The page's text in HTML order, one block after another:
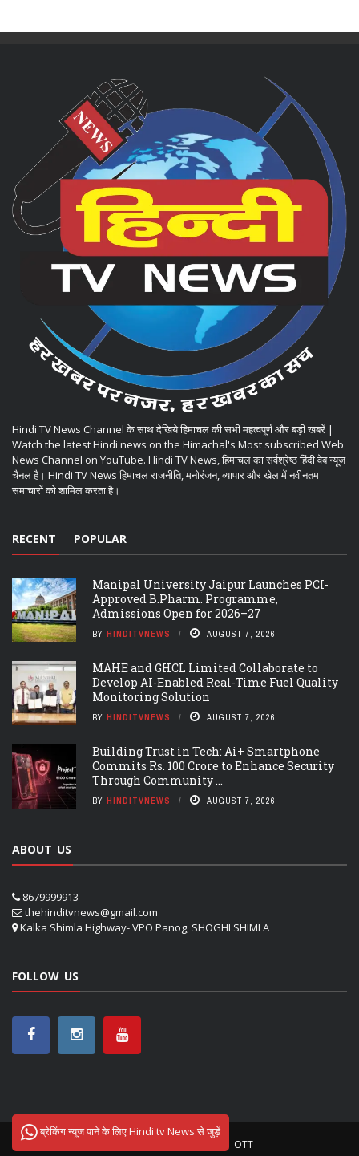
Hindi TV News Channel के साथ देखिये हिमाचल की सभी महत्वपूर्ण और बड़ी खबरें |
Watch the latest Hindi news on the Himachal's Most subscribed Web
News Channel on YouTube. Hindi TV News, हिमाचल का सर्वश्रेष्ठ हिंदी वेब न्यूज
चैनल है। Hindi TV News हिमाचल राजनीति, मनोरंजन, व्यापार और खेल में नवीनतम
समाचारों को शामिल करता है।
RECENT POPULAR
Manipal University Jaipur Launches PCI-
Approved B.Pharm. Programme,
Admissions Open for 2026–27
BY HINDITVNEWS AUGUST 7, 2026
MAHE and GHCL Limited Collaborate to
Develop AI-Enabled Real-Time Fuel Quality
Monitoring Solution
BY HINDITVNEWS AUGUST 7, 2026
Building Trust in Tech: Ai+ Smartphone
Commits Rs. 100 Crore to Enhance Security
Through Community ...
BY HINDITVNEWS AUGUST 7, 2026
ABOUT US
8679999913
thehinditvnews@gmail.com
Kalka Shimla Highway- VPO Panog, SHOGHI SHIMLA
FOLLOW US
ब्रेकिंग न्यूज पाने के लिए Hindi tv News से जुड़ें
OTT